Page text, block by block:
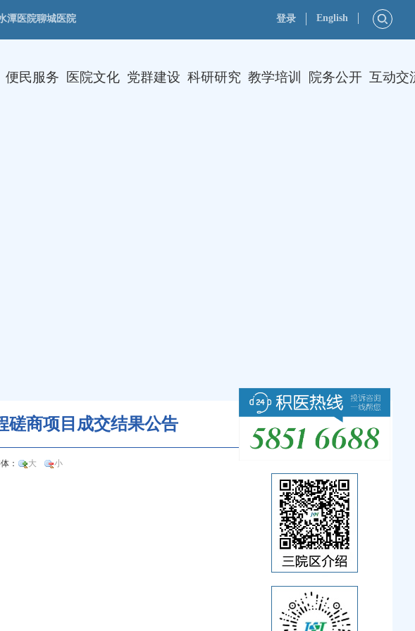
潭医院聊城医院 登录 English
便民服务 医院文化 党群建设 科研研究 教学培训 院务公开 互动交
磋商项目成交结果公告
： 大 小